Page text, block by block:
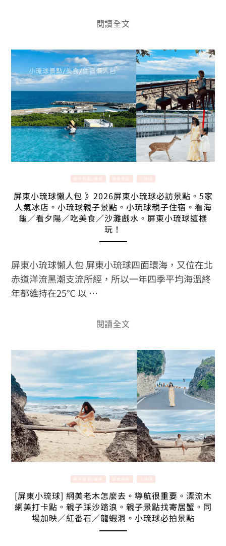
閱讀全文
親子景點/美食 屏東景點 小琉球
屏東小琉球懶人包 》2026屏東小琉球必訪景點。5家
人氣冰店。小琉球親子景點。小琉球親子住宿。看海
龜／看夕陽／吃美食／沙灘戲水。屏東小琉球這樣
玩！
屏東小琉球懶人包 屏東小琉球四面環海，又位在北
赤道洋流黑潮支流所經，所以一年四季平均海溫終
年都維持在25℃ 以 …
閱讀全文
親子景點/美食 屏東景點 小琉球
[屏東小琉球] 網美老木怎麼去。導航很重要。漂流木
網美打卡點。親子踩沙踏浪。親子景點找寄居蟹。同
場加映／紅番石／龍蝦洞。小琉球必拍景點